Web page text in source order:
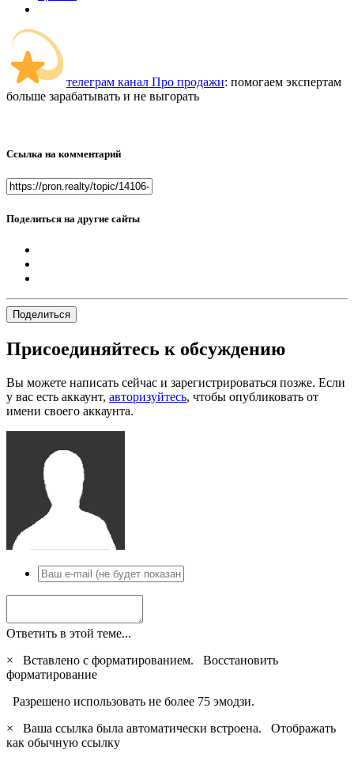
телеграм канал Про продажи: помогаем экспертам
больше зарабатывать и не выгорать
Ссылка на комментарий
Поделиться на другие сайты
Поделиться
Присоединяйтесь к обсуждению
Вы можете написать сейчас и зарегистрироваться позже. Если
у вас есть аккаунт, авторизуйтесь, чтобы опубликовать от
имени своего аккаунта.
Ответить в этой теме...
×
Вставлено с форматированием. Восстановить
форматирование
Разрешено использовать не более 75 эмодзи.
×
Ваша ссылка была автоматически встроена. Отображать
как обычную ссылку